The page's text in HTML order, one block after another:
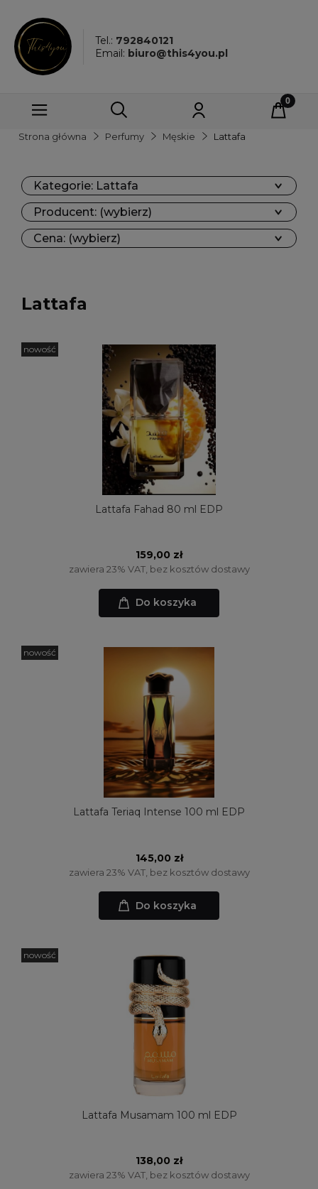
Tel.: 792840121
Email: biuro@this4you.pl
Strona główna Perfumy Męskie Lattafa
Kategorie: Lattafa
Producent: (wybierz)
Cena: (wybierz)
Lattafa
Lattafa Fahad 80 ml EDP
159,00 zł
zawiera 23% VAT, bez kosztów dostawy
Do koszyka
nowość
Lattafa Teriaq Intense 100 ml EDP
145,00 zł
zawiera 23% VAT, bez kosztów dostawy
Do koszyka
nowość
Lattafa Musamam 100 ml EDP
138,00 zł
zawiera 23% VAT, bez kosztów dostawy
nowość